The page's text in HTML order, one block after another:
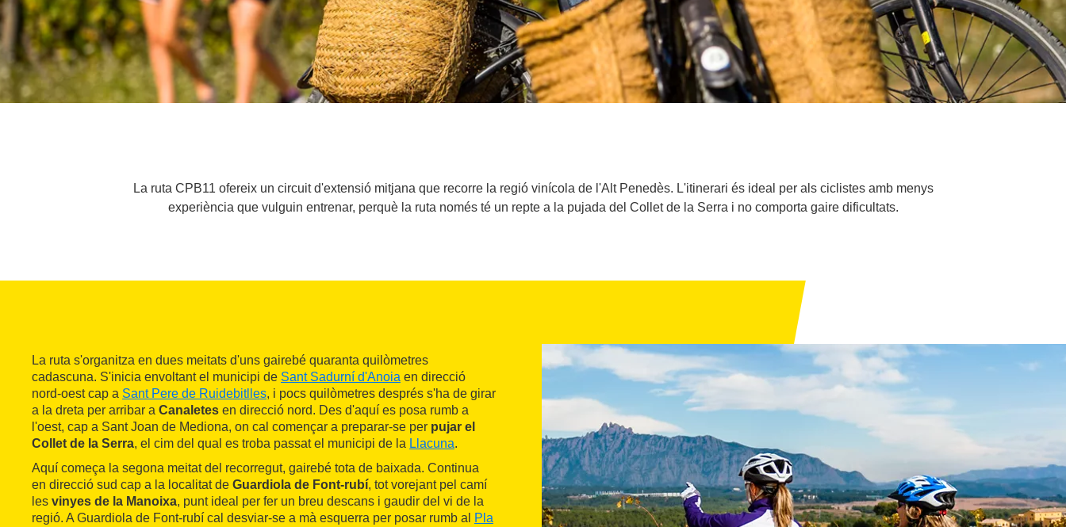
La ruta CPB11 ofereix un circuit d'extensió mitjana que recorre la regió vinícola de l'Alt Penedès. L'itinerari és ideal per als ciclistes amb menys
experiència que vulguin entrenar, perquè la ruta només té un repte a la pujada del Collet de la Serra i no comporta gaire dificultats.
La ruta s'organitza en dues meitats d'uns gairebé quaranta quilòmetres
cadascuna. S'inicia envoltant el municipi de Sant Sadurní d'Anoia en direcció
nord-oest cap a Sant Pere de Ruidebitlles, i pocs quilòmetres després s'ha de girar
a la dreta per arribar a Canaletes en direcció nord. Des d'aquí es posa rumb a
l'oest, cap a Sant Joan de Mediona, on cal començar a preparar-se per pujar el
Collet de la Serra, el cim del qual es troba passat el municipi de la Llacuna.
Aquí começa la segona meitat del recorregut, gairebé tota de baixada. Continua
en direcció sud cap a la localitat de Guardiola de Font-rubí, tot vorejant pel camí
les vinyes de la Manoixa, punt ideal per fer un breu descans i gaudir del vi de la
regió. A Guardiola de Font-rubí cal desviar-se a mà esquerra per posar rumb al
Pla